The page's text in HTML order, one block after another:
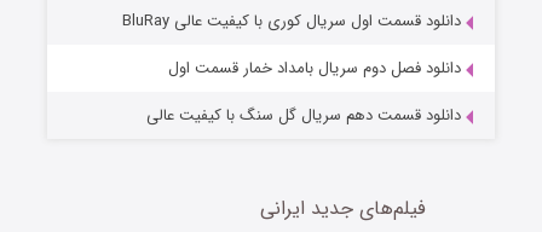
دانلود قسمت اول سریال کوری با کیفیت عالی BluRay
دانلود فصل دوم سریال بامداد خمار قسمت اول
دانلود قسمت دهم سریال گل سنگ با کیفیت عالی
فیلم‌های جدید ایرانی